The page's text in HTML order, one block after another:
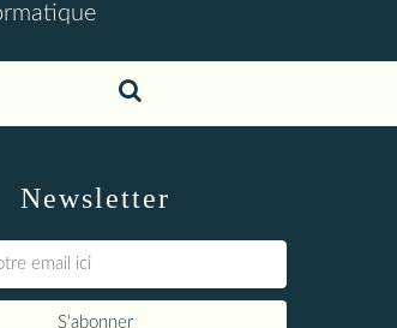
Newsletter